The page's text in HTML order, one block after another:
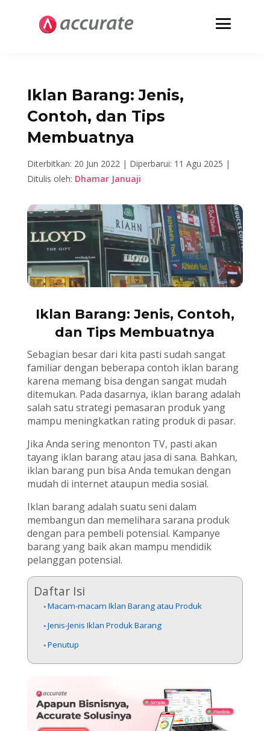
Iklan Barang: Jenis,
Contoh, dan Tips
Membuatnya
Diterbitkan: 20 Jun 2022 | Diperbarui: 11 Agu 2025 |
Ditulis oleh: Dhamar Januaji
Iklan Barang: Jenis, Contoh,
dan Tips Membuatnya
Sebagian besar dari kita pasti sudah sangat
familiar dengan beberapa contoh iklan barang
karena memang bisa dengan sangat mudah
ditemukan. Pada dasarnya, iklan barang adalah
salah satu strategi pemasaran produk yang
mampu meningkatkan rating produk di pasar.
Jika Anda sering menonton TV, pasti akan
tayang iklan barang atau jasa di sana. Bahkan,
iklan barang pun bisa Anda temukan dengan
mudah di internet ataupun media sosial.
Iklan barang adalah suatu seni dalam
membangun dan memelihara sarana produk
dengan para pembeli potensial. Kampanye
barang yang baik akan mampu mendidik
pelanggan potensial.
Daftar Isi
Macam-macam Iklan Barang atau Produk
Jenis-Jenis Iklan Produk Barang
Penutup